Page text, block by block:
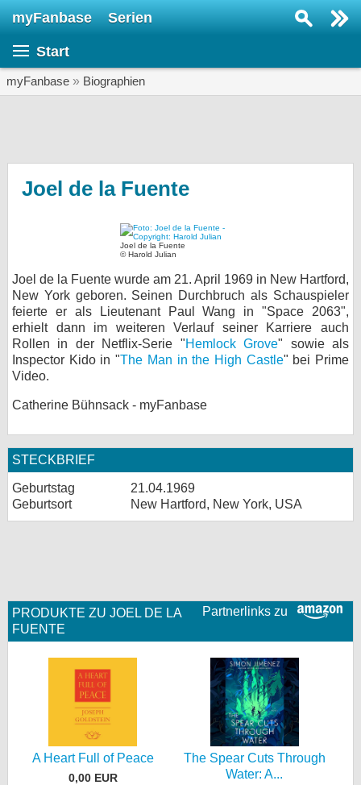
myFanbase Serien
Start
myFanbase » Biographien
Joel de la Fuente
Joel de la Fuente
© Harold Julian
Joel de la Fuente wurde am 21. April 1969 in New Hartford,
New York geboren. Seinen Durchbruch als Schauspieler
feierte er als Lieutenant Paul Wang in "Space 2063",
erhielt dann im weiteren Verlauf seiner Karriere auch
Rollen in der Netflix-Serie "Hemlock Grove" sowie als
Inspector Kido in "The Man in the High Castle" bei Prime
Video.
Catherine Bühnsack - myFanbase
STECKBRIEF
Geburtstag
21.04.1969
Geburtsort
New Hartford, New York, USA
Partnerlinks zu
PRODUKTE ZU JOEL DE LA
FUENTE
A Heart Full of Peace
0,00 EUR
The Spear Cuts Through
Water: A...
KULTUR
Specials
SERVICE
Gewinnspiele
Forum
Kontakt
Nutzungsbedingungen
Impressum
myFanbase